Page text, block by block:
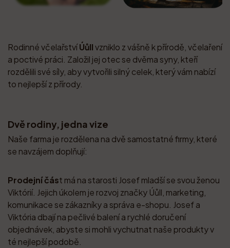
Rodinné včelařstvíÚůllvzniklo z vášně k přírodě, včelaření
a poctivé práci. Založil jej otec se dvěma syny, kteří
rozdělili své síly, aby vytvořili silný celek, který vám nabízí
to nejlepší z přírody.
Dvě rodiny, jedna vize
Naše farma je rozdělena na dvě samostatné firmy, které
se navzájem doplňují:
Prodejní část má na starosti Josef mladší se svou ženou
Viktórií. Jejich úkolem je rozvoj značky Úůll, marketing,
komunikace se zákazníky a správa e-shopu. Josef a
Viktória dbají na pečlivé balení a rychlé doručení
objednávek, abyste si mohli vychutnat naše produkty v
té nejlepší podobě.